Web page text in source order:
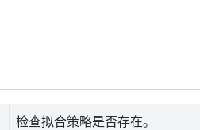
检查拟合策略是否存在。